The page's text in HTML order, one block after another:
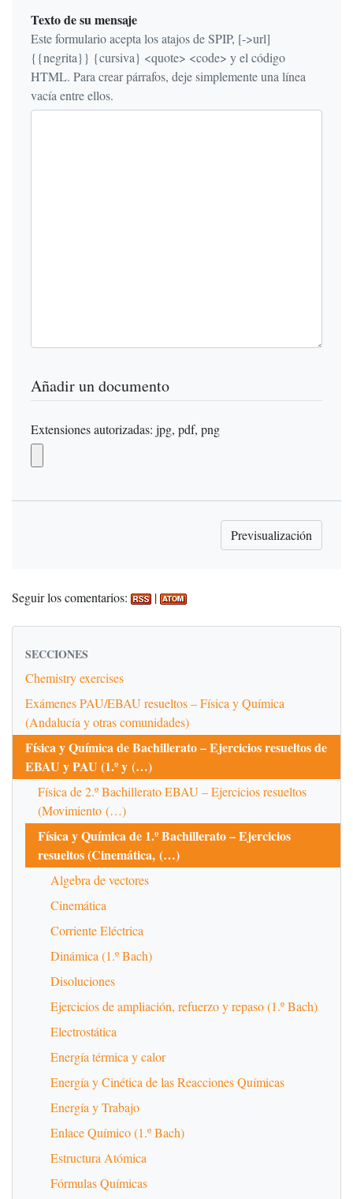
Texto de su mensaje
Este formulario acepta los atajos de SPIP, [->url]
{{negrita}} {cursiva} <quote> <code> y el código
HTML. Para crear párrafos, deje simplemente una línea
vacía entre ellos.
Añadir un documento
Extensiones autorizadas: jpg, pdf, png
Seguir los comentarios: |
SECCIONES
Chemistry exercises
Exámenes PAU/EBAU resueltos – Física y Química
(Andalucía y otras comunidades)
Física y Química de Bachillerato – Ejercicios resueltos de
EBAU y PAU (1.º y (…)
Física de 2.º Bachillerato EBAU – Ejercicios resueltos
(Movimiento (…)
Física y Química de 1.º Bachillerato – Ejercicios
resueltos (Cinemática, (…)
Algebra de vectores
Cinemática
Corriente Eléctrica
Dinámica (1.º Bach)
Disoluciones
Ejercicios de ampliación, refuerzo y repaso (1.º Bach)
Electrostática
Energía térmica y calor
Energía y Cinética de las Reacciones Químicas
Energía y Trabajo
Enlace Químico (1.º Bach)
Estructura Atómica
Fórmulas Químicas